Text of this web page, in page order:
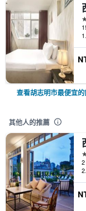
查看胡志明市最便宜
其他人的推薦